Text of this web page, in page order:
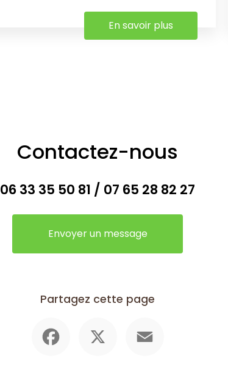
En savoir plus
Contactez-nous
06 33 35 50 81 / 07 65 28 82 27
Envoyer un message
Partagez cette page